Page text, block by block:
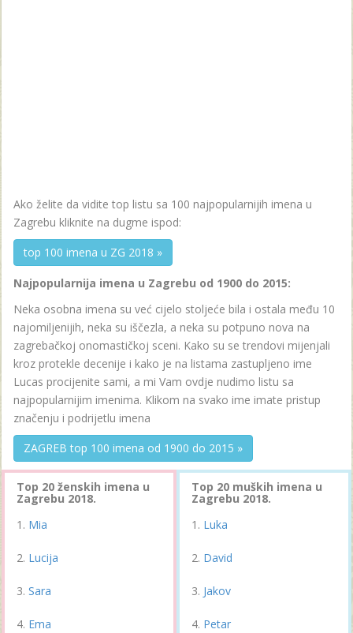
Ako želite da vidite top listu sa 100 najpopularnijih imena u
Zagrebu kliknite na dugme ispod:
top 100 imena u ZG 2018 »
Najpopularnija imena u Zagrebu od 1900 do 2015:
Neka osobna imena su već cijelo stoljeće bila i ostala među 10
najomiljenijih, neka su iščezla, a neka su potpuno nova na
zagrebačkoj onomastičkoj sceni. Kako su se trendovi mijenjali
kroz protekle decenije i kako je na listama zastupljeno ime
Lucas procijenite sami, a mi Vam ovdje nudimo listu sa
najpopularnijim imenima. Klikom na svako ime imate pristup
značenju i podrijetlu imena
ZAGREB top 100 imena od 1900 do 2015 »
Top 20 ženskih imena u
Zagrebu 2018.
Mia
Lucija
Sara
Ema
Top 20 muških imena u
Zagrebu 2018.
Luka
David
Jakov
Petar